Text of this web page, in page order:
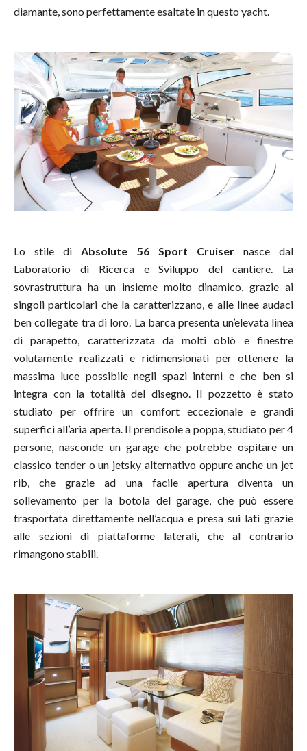
diamante, sono perfettamente esaltate in questo yacht.
Lo stile diAbsolute 56 Sport Cruisernasce dal
Laboratorio di Ricerca e Sviluppo del cantiere. La
sovrastruttura ha un insieme molto dinamico, grazie ai
singoli particolari che la caratterizzano, e alle linee audaci
ben collegate tra di loro. La barca presenta un’elevata linea
di parapetto, caratterizzata da molti oblò e finestre
volutamente realizzati e ridimensionati per ottenere la
massima luce possibile negli spazi interni e che ben si
integra con la totalità del disegno. Il pozzetto è stato
studiato per offrire un comfort eccezionale e grandi
superfici all’aria aperta. Il prendisole a poppa, studiato per 4
persone, nasconde un garage che potrebbe ospitare un
classico tender o un jetsky alternativo oppure anche un jet
rib, che grazie ad una facile apertura diventa un
sollevamento per la botola del garage, che può essere
trasportata direttamente nell’acqua e presa sui lati grazie
alle sezioni di piattaforme laterali, che al contrario
rimangono stabili.